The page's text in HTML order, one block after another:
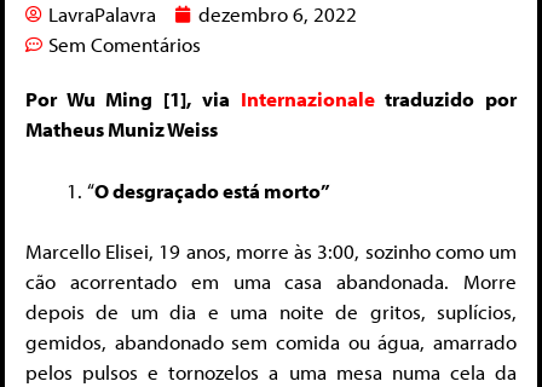
LavraPalavra
dezembro 6, 2022
Sem Comentários
Por Wu Ming [1], via Internazionaletraduzido por
Matheus Muniz Weiss
“O desgraçado está morto”
Marcello Elisei, 19 anos, morre às 3:00, sozinho como um
cão acorrentado em uma casa abandonada. Morre
depois de um dia e uma noite de gritos, suplícios,
gemidos, abandonado sem comida ou água, amarrado
pelos pulsos e tornozelos a uma mesa numa cela da